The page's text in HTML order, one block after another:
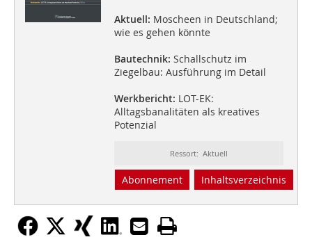
Aktuell: Moscheen in Deutschland;
wie es gehen könnte
Bautechnik: Schallschutz im
Ziegelbau: Ausführung im Detail
Werkbericht: LOT-EK:
Alltagsbanalitäten als kreatives
Potenzial
Ressort: Aktuell
Abonnement Inhaltsverzeichnis